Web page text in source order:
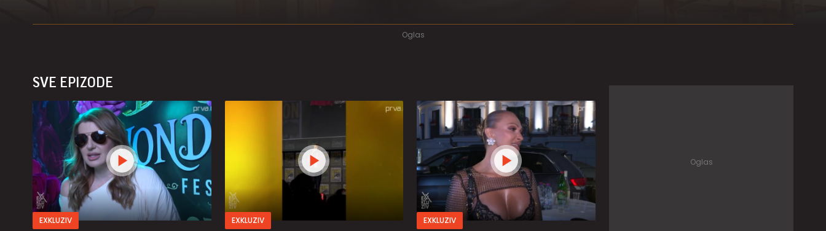
SVE EPIZODE
EXKLUZIV EXKLUZIV EXKLUZIV